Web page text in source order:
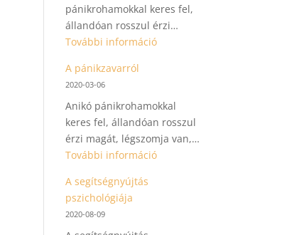
pánikrohamokkal keres fel,
állandóan rosszul érzi…
További információ:
A pánikzavarról
2020-03-06
Anikó pánikrohamokkal
keres fel, állandóan rosszul
érzi magát, légszomja van,…
További információ:
A segítségnyújtás
pszichológiája
2020-08-09